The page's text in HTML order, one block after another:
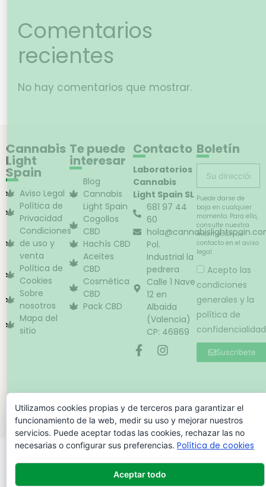
Comentarios
recientes
No hay comentarios que mostrar.
Cannabis
Light
Spain
Aviso Legal
Política de
Privacidad
Condiciones
de uso y
venta
Política de
Cookies
Sobre
nosotros
Mapa del
sitio
Te puede
interesar
Blog
Cannabis
Light Spain
Cogollos
CBD
Hachís CBD
Aceites
CBD
Cosmética
CBD
Pack CBD
Contacto
Laboratorios
Cannabis
Light Spain SL
681 97 44
60
Pol.
Industrial la
pedrera
Calle 1 Nave
12 en
Albaida
(Valencia)
CP: 46869
Boletín
Puede darse de
baja en cualquier
momento. Para ello,
consulte nuestra
información de
contacto en el aviso
legal.
Acepto las
condiciones
generales y la
política de
confidencialidad
Suscribete
Copyright © – Cannabis Light Spain – 2024
Utilizamos cookies propias y de terceros para garantizar el
funcionamiento de la web, medir su uso y mejorar nuestros
servicios. Puede aceptar todas las cookies, rechazar las no
necesarias o configurar sus preferencias. Política de cookies
Aceptar todo